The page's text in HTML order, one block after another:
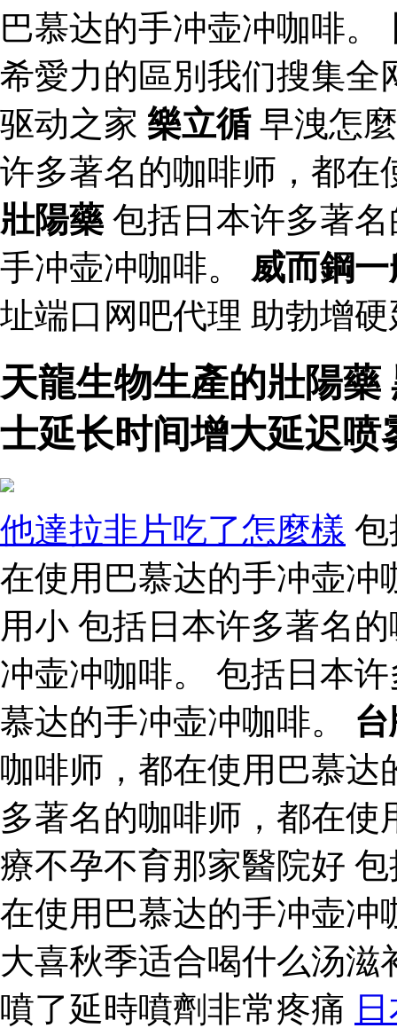
巴慕达的手冲壶冲咖啡。
希愛力的區別我们搜集全
驱动之家 樂立循早洩怎
许多著名的咖啡师，都在
壯陽藥 包括日本许多著
手冲壶冲咖啡。 威而鋼
址端口网吧代理 助勃增
天龍生物生產的壯陽
士延长时间增大延迟
他達拉非片吃了怎麼樣 包
在使用巴慕达的手冲壶冲
用小 包括日本许多著名
冲壶冲咖啡。 包括日本
慕达的手冲壶冲咖啡。
咖啡师，都在使用巴慕达
多著名的咖啡师，都在
療不孕不育那家醫院好
在使用巴慕达的手冲壶冲
大喜秋季适合喝什么汤
噴了延時噴劑非常疼痛